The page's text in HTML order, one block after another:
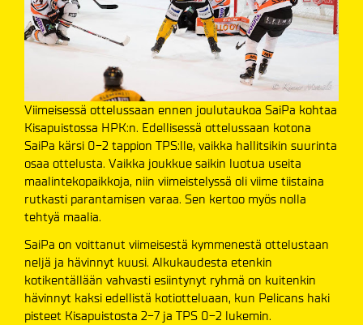
Viimeisessä ottelussaan ennen joulutaukoa SaiPa kohtaa
Kisapuistossa HPK:n. Edellisessä ottelussaan kotona
SaiPa kärsi 0-2 tappion TPS:lle, vaikka hallitsikin suurinta
osaa ottelusta. Vaikka joukkue saikin luotua useita
maalintekopaikkoja, niin viimeistelyssä oli viime tiistaina
rutkasti parantamisen varaa. Sen kertoo myös nolla
tehtyä maalia.
SaiPa on voittanut viimeisestä kymmenestä ottelustaan
neljä ja hävinnyt kuusi. Alkukaudesta etenkin
kotikentällään vahvasti esiintynyt ryhmä on kuitenkin
hävinnyt kaksi edellistä kotiotteluaan, kun Pelicans haki
pisteet Kisapuistosta 2-7 ja TPS 0-2 lukemin.